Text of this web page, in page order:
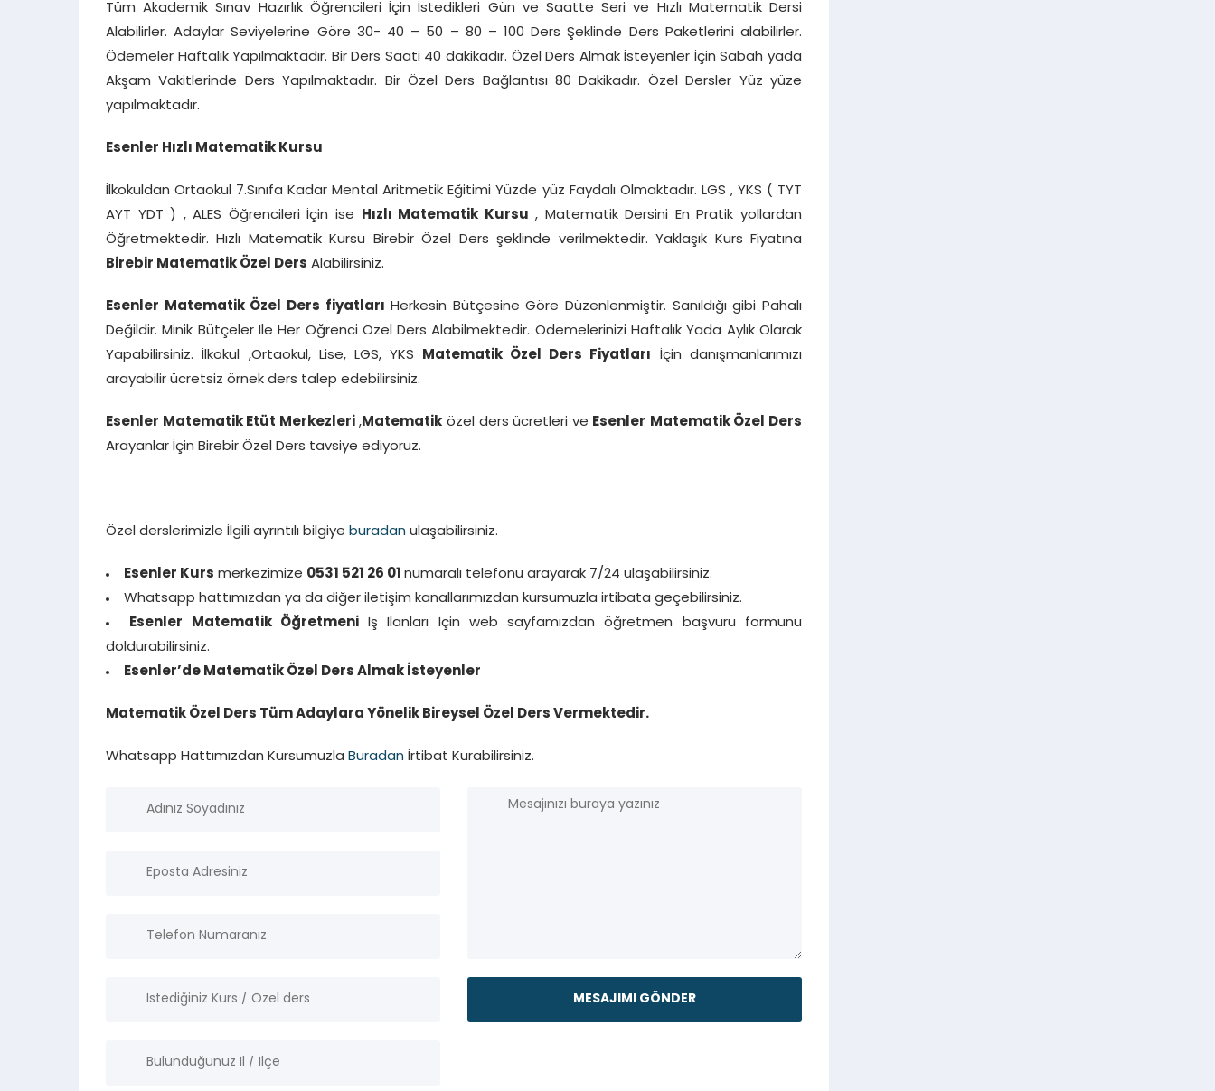
Tüm Akademik Sınav Hazırlık Öğrencileri İçin İstedikleri Gün ve Saatte Seri ve Hızlı Matematik Dersi
Alabilirler. Adaylar Seviyelerine Göre 30- 40 – 50 – 80 – 100 Ders Şeklinde Ders Paketlerini alabilirler.
Ödemeler Haftalık Yapılmaktadır. Bir Ders Saati 40 dakikadır. Özel Ders Almak İsteyenler İçin Sabah yada
Akşam Vakitlerinde Ders Yapılmaktadır. Bir Özel Ders Bağlantısı 80 Dakikadır. Özel Dersler Yüz yüze
yapılmaktadır.
Esenler Hızlı Matematik Kursu
İlkokuldan Ortaokul 7.Sınıfa Kadar Mental Aritmetik Eğitimi Yüzde yüz Faydalı Olmaktadır. LGS , YKS ( TYT
AYT YDT ) , ALES Öğrencileri İçin ise
Hızlı Matematik Kursu
, Matematik Dersini En Pratik yollardan
Öğretmektedir. Hızlı Matematik Kursu Birebir Özel Ders şeklinde verilmektedir. Yaklaşık Kurs Fiyatına
Birebir Matematik Özel Ders Alabilirsiniz.
Esenler Matematik Özel Ders fiyatları
Herkesin Bütçesine Göre Düzenlenmiştir. Sanıldığı gibi Pahalı
Değildir. Minik Bütçeler İle Her Öğrenci Özel Ders Alabilmektedir. Ödemelerinizi Haftalık Yada Aylık Olarak
Yapabilirsiniz. İlkokul ,Ortaokul, Lise, LGS, YKS Matematik Özel Ders Fiyatları
İçin danışmanlarımızı
arayabilir ücretsiz örnek ders talep edebilirsiniz.
Esenler Matematik Etüt Merkezleri , Matematik özel ders ücretleri ve Esenler Matematik Özel Ders
Arayanlar İçin Birebir Özel Ders tavsiye ediyoruz.
Özel derslerimizle İlgili ayrıntılı bilgiye buradan ulaşabilirsiniz.
Esenler Kurs merkezimize 0531 521 26 01 numaralı telefonu arayarak 7/24 ulaşabilirsiniz.
Whatsapp hattımızdan ya da diğer iletişim kanallarımızdan kursumuzla irtibata geçebilirsiniz.
Esenler Matematik Öğretmeni
İş İlanları İçin web sayfamızdan öğretmen başvuru formunu
doldurabilirsiniz.
Esenler’de Matematik Özel Ders Almak İsteyenler
Matematik Özel Ders Tüm Adaylara Yönelik Bireysel Özel Ders Vermektedir.
Whatsapp Hattımızdan Kursumuzla Buradan İrtibat Kurabilirsiniz.